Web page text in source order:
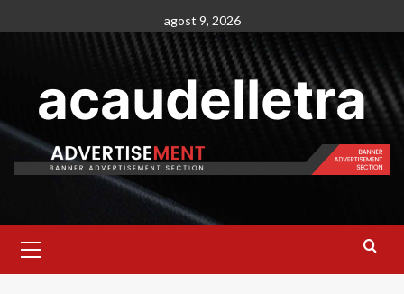
to
agost 9, 2026
acaudelletra
Menu